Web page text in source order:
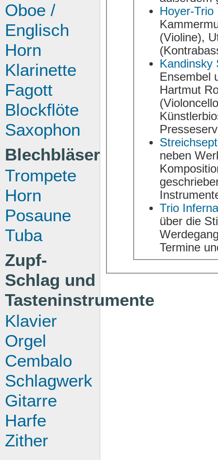
Hoyer-Trio
(Violine),
Kandinsky
Ensembel um die Musiker
Hartmut
Künstlerbios, CD-Informationen,
neben Werken aus
Trio
über die Stilrichtungen, die Künstlerinnen und den
Werdegang.
Termine
Oboe /
Englisch
Horn
Klarinette
Fagott
Blockflöte
Saxophon
Blechbläser
Trompete
Horn
Posaune
Tuba
Zupf-
Schlag und
Tasteninstrumente
Klavier
Orgel
Cembalo
Schlagwerk
Gitarre
Harfe
Zither